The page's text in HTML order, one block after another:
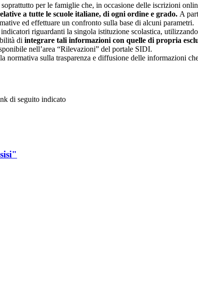
per le famiglie che, in occasione delle iscrizioni
a tutte le scuole italiane, di ogni ordine e grado. A
ed effettuare un confronto sulla base di alcuni parametri.
riguardanti la singola istituzione scolastica,
di integrare tali informazioni con quelle di propria
nell’area “Rilevazioni” del portale SIDI.
normativa sulla trasparenza e diffusione delle informazioni
di seguito indicato